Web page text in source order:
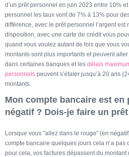
d’un prêt personnel en juin 2023 entre 10%
personnel les taux vont de 7% à 13% pour
différence, avec le prêt personnel l’argent est
disposition, avec une carte de crédit vous
quand vous voulez autant de fois que vous
montants sont plus importants et peuvent
dans certaines banques et les délais
personnels peuvent s’étaler jusqu’à 20 ans
montants.
Mon compte bancaire est en
négatif ? Dois-je faire un
Lorsque vous "allez dans le rouge" (en
compte bancaire quelques jours cela n’a pas
pour cela, vos factures dépassent du